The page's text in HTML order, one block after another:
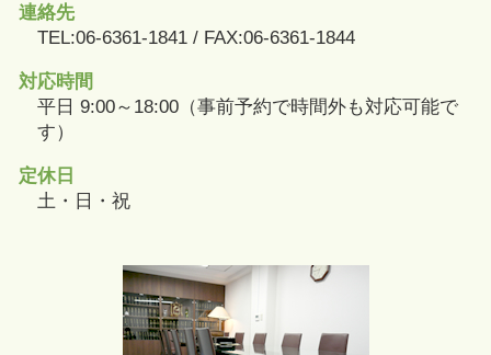
連絡先
TEL:06-6361-1841 / FAX:06-6361-1844
対応時間
平日 9:00～18:00（事前予約で時間外も対応可能で
す）
定休日
土・日・祝